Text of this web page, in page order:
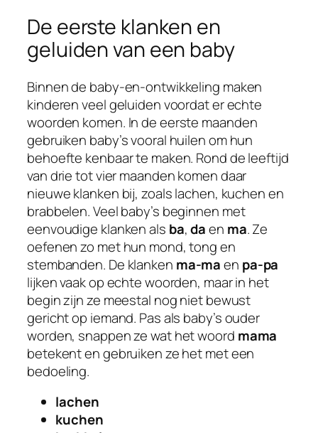
De eerste klanken en
geluiden van een baby
Binnen de baby-en-ontwikkeling maken
kinderen veel geluiden voordat er echte
woorden komen. In de eerste maanden
gebruiken baby’s vooral huilen om hun
behoefte kenbaar te maken. Rond de leeftijd
van drie tot vier maanden komen daar
nieuwe klanken bij, zoals lachen, kuchen en
brabbelen. Veel baby’s beginnen met
eenvoudige klanken als ba,daen ma. Ze
oefenen zo met hun mond, tong en
stembanden. De klanken ma-maen pa-pa
lijken vaak op echte woorden, maar in het
begin zijn ze meestal nog niet bewust
gericht op iemand. Pas als baby’s ouder
worden, snappen ze wat het woord mama
betekent en gebruiken ze het met een
bedoeling.
lachen
kuchen